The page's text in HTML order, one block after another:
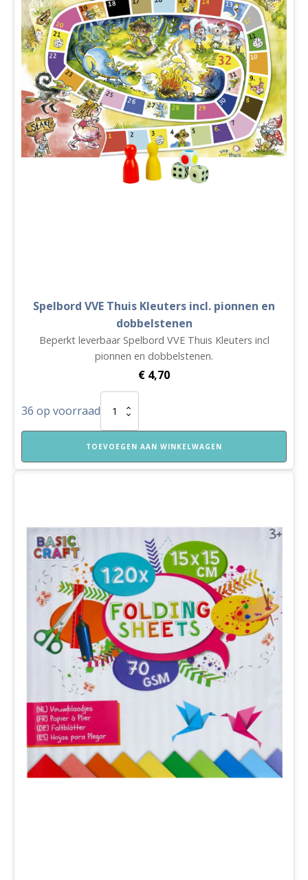
Spelbord VVE Thuis Kleuters incl. pionnen en
dobbelstenen
Beperkt leverbaar Spelbord VVE Thuis Kleuters incl
pionnen en dobbelstenen.
€ 4,70
36 op voorraad
Thuis
Kleuters
pionnen
TOEVOEGEN AAN WINKELWAGEN